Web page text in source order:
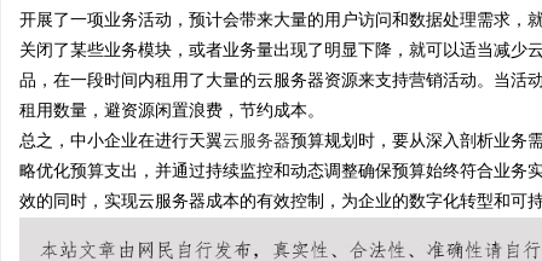
开展了一项业务活动，预计会带来大量的用户访问和数据处理需求
关闭了某些业务模块，或者业务量出现了明显下降，就可以适当减
品，在一段时间内租用了大量的云服务器资源来支持营销活动。当
租用数量，避资源闲置浪费，节约成本。
总之，中小企业在进行天翼云服务器预算规划时，要从深入剖析业务
略优化预算支出，并通过持续监控和动态调整确保预算始终符合业
效的同时，实现云服务器成本的有效控制，为企业的数字化转型和可